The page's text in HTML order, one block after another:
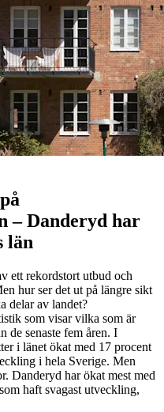
– Danderyd har
län
ett rekordstort utbud och
hur ser det ut på längre sikt
delar av landet?
som visar vilka som är
de senaste fem åren. I
i länet ökat med 17 procent
i hela Sverige. Men
Danderyd har ökat mest med
haft svagast utveckling,